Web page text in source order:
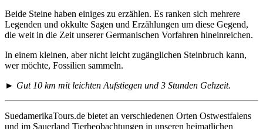
Beide Steine haben einiges zu erzählen. Es ranken sich mehrere
Legenden und okkulte Sagen und Erzählungen um diese Gegend,
die weit in die Zeit unserer Germanischen Vorfahren hineinreichen.
In einem kleinen, aber nicht leicht zugänglichen Steinbruch kann,
wer möchte, Fossilien sammeln.
► Gut 10 km mit leichten Aufstiegen und 3 Stunden Gehzeit.
SuedamerikaTours.de bietet an verschiedenen Orten Ostwestfalens
und im Sauerland Tierbeobachtungen in unseren heimatlichen